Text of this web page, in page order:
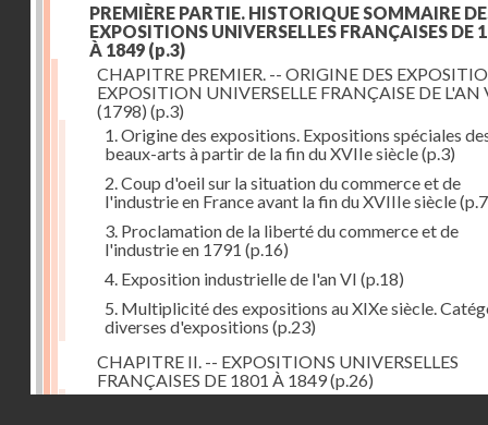
PREMIÈRE PARTIE. HISTORIQUE SOMMAIRE
EXPOSITIONS UNIVERSELLES FRANÇAISES DE
À 1849 (p.3)
CHAPITRE PREMIER. -- ORIGINE DES
EXPOSITION UNIVERSELLE FRANÇAISE DE L'AN
(1798) (p.3)
1. Origine des expositions. Expositions spéciales
beaux-arts à partir de la fin du XVIIe siècle(p.3)
2. Coup d'oeil sur la situation du commerce et de
l'industrie en France avant la fin du XVIIIe siècle
3. Proclamation de la liberté du commerce et de
l'industrie en 1791 (p.16)
4. Exposition industrielle de l'an VI (p.18)
5. Multiplicité des expositions au XIXe siècle.
diverses d'expositions (p.23)
CHAPITRE II. -- EXPOSITIONS UNIVERSELLES
FRANÇAISES DE 1801 À 1849(p.26)